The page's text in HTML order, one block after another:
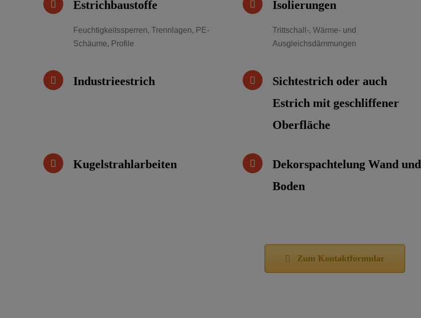
Estrichbaustoffe
Feuchtigkeitssperren, Trennlagen, PE-
Schäume, Profile
Isolierungen
Trittschall-, Wärme- und
Ausgleichsdämmungen
Industrieestrich
Sichtestrich oder auch
Estrich mit geschliffener
Oberfläche
Kugelstrahlarbeiten
Dekorspachtelung Wand und
Boden
Zum Kontaktformular